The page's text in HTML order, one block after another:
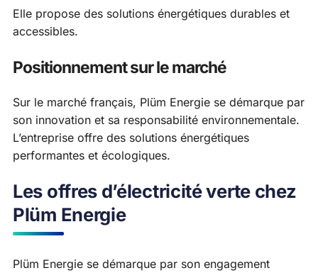
Elle propose des solutions énergétiques durables et
accessibles.
Positionnement sur le marché
Sur le marché français, Plüm Energie se démarque par
son innovation et sa responsabilité environnementale.
L’entreprise offre des solutions énergétiques
performantes et écologiques.
Les offres d’électricité verte chez
Plüm Energie
Plüm Energie se démarque par son engagement